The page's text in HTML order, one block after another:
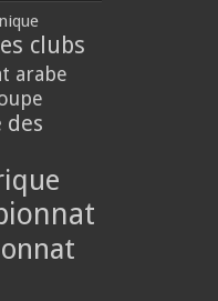
clubs
arabe